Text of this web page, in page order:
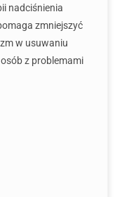
nadciśnienia
zmniejszyć
w usuwaniu
z problemami